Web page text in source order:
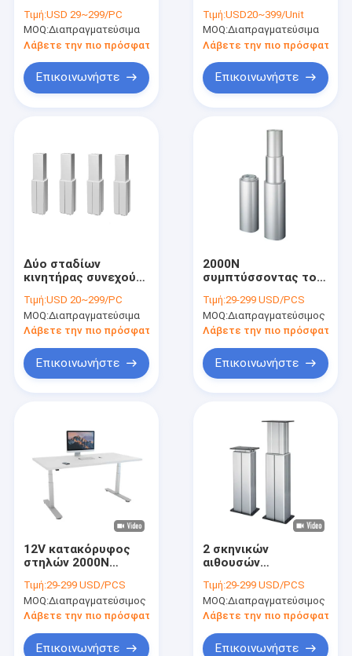
ενεργοποιητές
στήλης ανύψωσης
Τιμή:USD 29~299/PC
MOQ:Διαπραγματεύσιμα
Λάβετε την πιο πρόσφατη τιμή
Επικοινωνήστε
τηλεσκοπικός
κινητήρας στήλης
ανύψωσης
Τιμή:USD20~399/Unit
MOQ:Διαπραγματεύσιμα
Λάβετε την πιο πρόσφατη
Επικοινωνήστε
Δύο σταδίων
κινητήρας συνεχούς
Αλουμινίου
Ενεργοποιητές
τηλεσκοπικές
Τιμή:USD 20~299/PC
MOQ:Διαπραγματεύσιμα
Λάβετε την πιο πρόσφατη τιμή
Επικοινωνήστε
2000N
συμπτύσσοντας τον
ανυψωτικό
ενεργοποιητή
στηλών ισχυρό
400mm
Τιμή:29-299 USD/PCS
MOQ:Διαπραγματεύσιμος
Λάβετε την πιο πρόσφατη
Επικοινωνήστε
12V κατακόρυφος
στηλών 2000N
ηλεκτρική ανύψωσης
για τη ρύθμιση Heigh
Τιμή:29-299 USD/PCS
MOQ:Διαπραγματεύσιμος
Λάβετε την πιο πρόσφατη τιμή
Επικοινωνήστε
2 σκηνικών
αιθουσών
4500N
ενεργοποιητών
στηλών αισθητήρων
ανυψωτικός
Τιμή:29-299 USD/PCS
MOQ:Διαπραγματεύσιμος
Λάβετε την πιο πρόσφατη
Επικοινωνήστε